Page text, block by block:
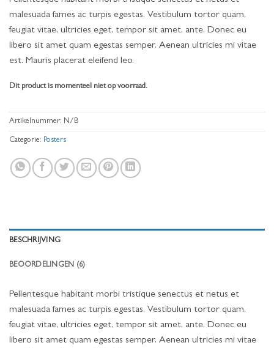
4.17op
5
gebaseerd
op
klantbeoordelingen
malesuada fames ac turpis egestas. Vestibulum tortor quam,
feugiat vitae, ultricies eget, tempor sit amet, ante. Donec eu
libero sit amet quam egestas semper. Aenean ultricies mi vitae
est. Mauris placerat eleifend leo.
Dit product is momenteel niet op voorraad.
Artikelnummer: N/B
Categorie: Posters
BESCHRIJVING
BEOORDELINGEN (6)
Pellentesque habitant morbi tristique senectus et netus et
malesuada fames ac turpis egestas. Vestibulum tortor quam,
feugiat vitae, ultricies eget, tempor sit amet, ante. Donec eu
libero sit amet quam egestas semper. Aenean ultricies mi vitae